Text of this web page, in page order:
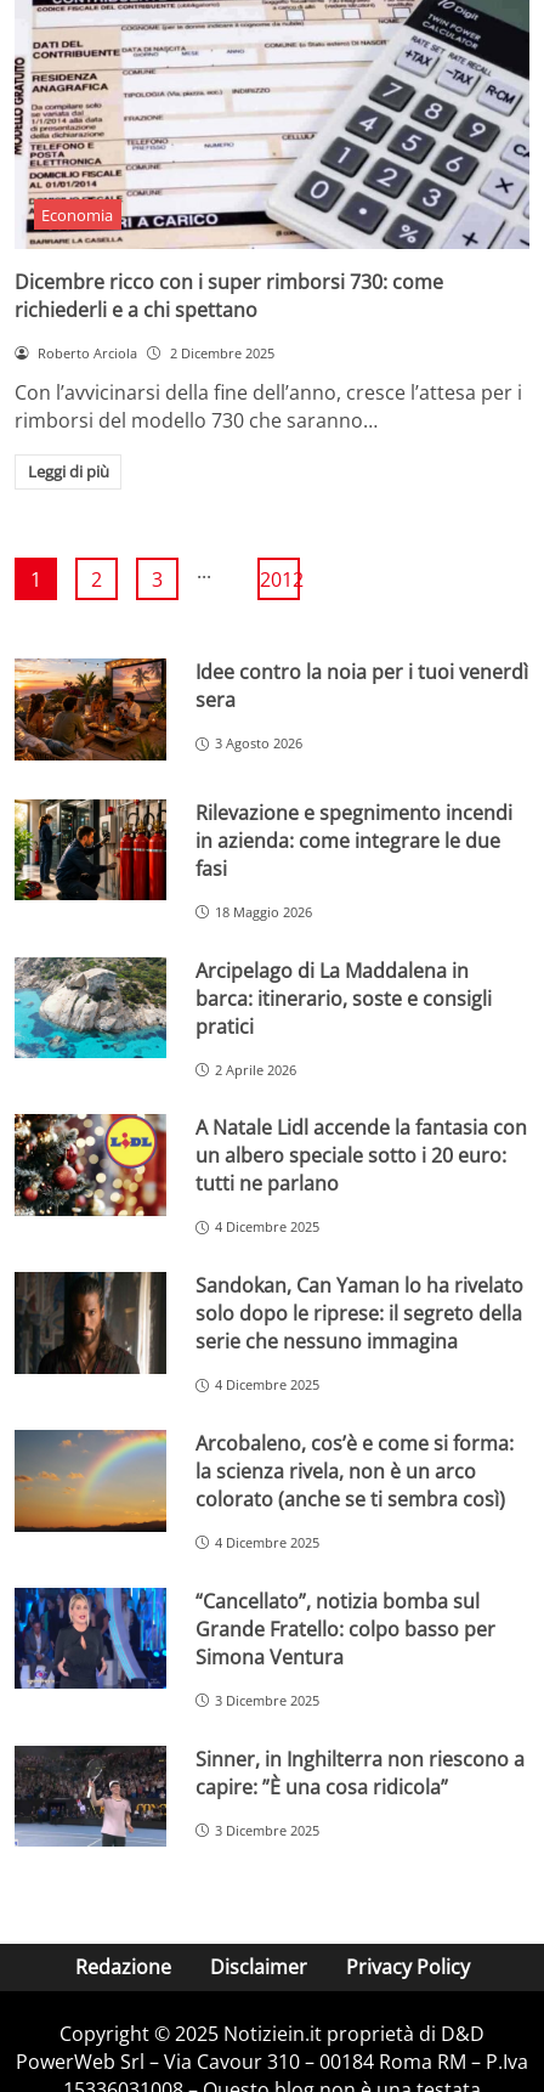
Economia
Dicembre ricco con i super rimborsi 730: come
richiederli e a chi spettano
Roberto Arciola 2 Dicembre 2025
Con l’avvicinarsi della fine dell’anno, cresce l’attesa per i
rimborsi del modello 730 che saranno…
Leggi di più
1 2 3 ... 2012
Idee contro la noia per i tuoi venerdì
sera
3 Agosto 2026
Rilevazione e spegnimento incendi
in azienda: come integrare le due
fasi
18 Maggio 2026
Arcipelago di La Maddalena in
barca: itinerario, soste e consigli
pratici
2 Aprile 2026
A Natale Lidl accende la fantasia con
un albero speciale sotto i 20 euro:
tutti ne parlano
4 Dicembre 2025
Sandokan, Can Yaman lo ha rivelato
solo dopo le riprese: il segreto della
serie che nessuno immagina
4 Dicembre 2025
Arcobaleno, cos’è e come si forma:
la scienza rivela, non è un arco
colorato (anche se ti sembra così)
4 Dicembre 2025
“Cancellato”, notizia bomba sul
Grande Fratello: colpo basso per
Simona Ventura
3 Dicembre 2025
Sinner, in Inghilterra non riescono a
capire: ”È una cosa ridicola”
3 Dicembre 2025
Redazione Disclaimer Privacy Policy
Copyright © 2025 Notiziein.it proprietà di D&D
PowerWeb Srl – Via Cavour 310 – 00184 Roma RM – P.Iva